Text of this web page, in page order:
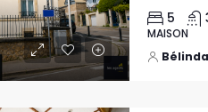
5
MAISON
Bélinda